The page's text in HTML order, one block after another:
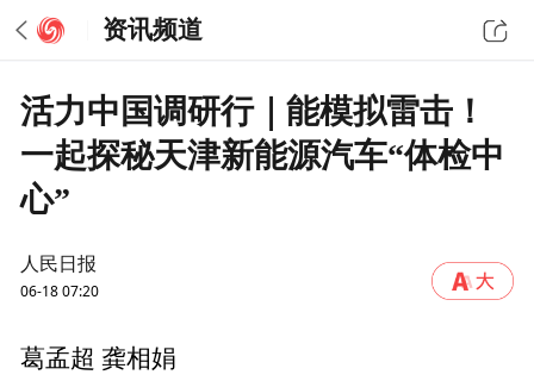
资讯频道
活力中国调研行｜能模拟雷击！
一起探秘天津新能源汽车“体检中
心”
人民日报
06-18 07:20
葛孟超 龚相娟